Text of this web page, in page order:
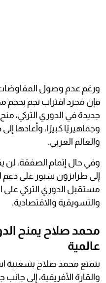
ورغم عدم وصول المفاوضات
فإن مجرد اقتراب نجم
جديدة في الدوري التركي،
وجماهيريًا كبيرًا، وأعادها
والعالم العربي.
وفي حال إتمام الصفقة، لن
إلى طرابزون سبور على دعم
مستقبل الدوري التركي على
والتسويقية والاقتصادية.
محمد صلاح يمنح
عالمية
يتمتع محمد صلاح بشعبية
والقارة الأفريقية، إلى جانب